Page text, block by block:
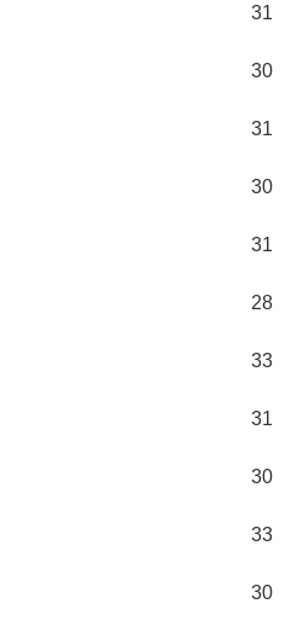
31
30
31
30
31
28
33
31
30
33
30